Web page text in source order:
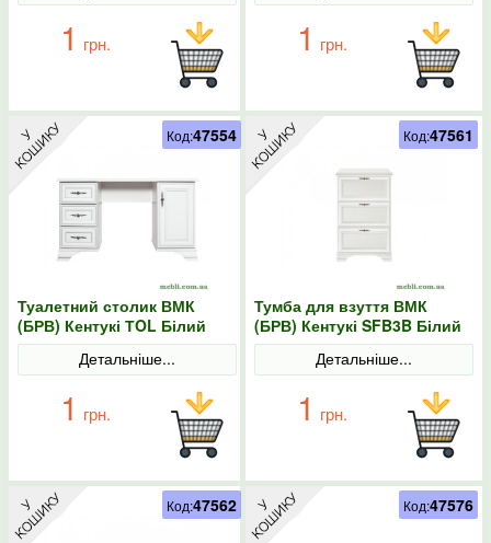
1 грн. 1 грн.
Туалетний столик ВМК
(БРВ) Кентукі ТOL Білий
альпійський
Детальніше...
1 грн.
Код:47554
Тумба для взуття ВМК
(БРВ) Кентукі SFB3B Білий
альпійський
Детальніше...
1 грн.
Код:47561
Код:47562 Код:47576